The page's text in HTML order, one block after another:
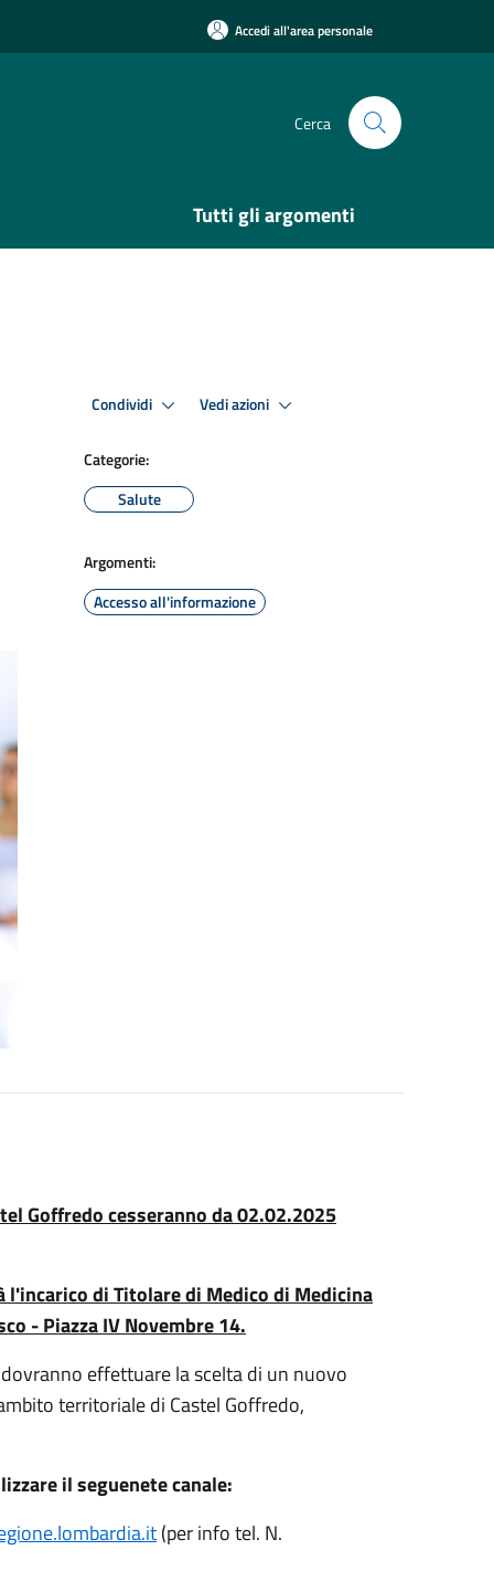
Accedi all'area personale
Cerca
Tutti gli argomenti
Condividi Vedi azioni
Categorie:
Salute
Argomenti:
Accesso all'informazione
Goffredo cesseranno da 02.02.2025
l'incarico di Titolare di Medico di Medicina
- Piazza IV Novembre 14.
effettuare la scelta di un nuovo
territoriale di Castel Goffredo,
il seguenete canale:
(per info tel. N.